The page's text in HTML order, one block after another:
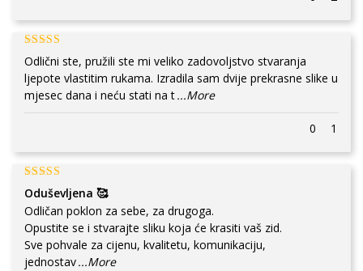
Odlični ste, pružili ste mi veliko zadovoljstvo stvaranja
ljepote vlastitim rukama. Izradila sam dvije prekrasne slike u
mjesec dana i neću stati na t...More
0 1
Oduševljena 🥰
Odličan poklon za sebe, za drugoga.
Opustite se i stvarajte sliku koja će krasiti vaš zid.
Sve pohvale za cijenu, kvalitetu, komunikaciju,
jednostav...More